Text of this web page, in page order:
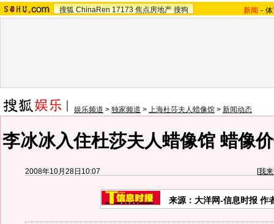
搜狐 ChinaRen 17173 焦点房地产 搜狗 新闻 -
娱乐频道 > 独家频道 > 上海杜莎夫人蜡像馆 > 新闻动态
李冰冰入住杜莎夫人蜡像馆 蜡像
2008年10月28日10:07 [我
来源：大洋网-信息时报 作